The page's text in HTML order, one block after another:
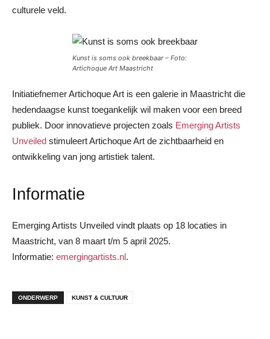
culturele veld.
Kunst is soms ook breekbaar – Foto:
Artichoque Art Maastricht
Initiatiefnemer Artichoque Art is een galerie in Maastricht die
hedendaagse kunst toegankelijk wil maken voor een breed
publiek. Door innovatieve projecten zoals Emerging Artists
Unveiled stimuleert Artichoque Art de zichtbaarheid en
ontwikkeling van jong artistiek talent.
Informatie
Emerging Artists Unveiled vindt plaats op 18 locaties in
Maastricht, van 8 maart t/m 5 april 2025.
Informatie: emergingartists.nl.
ONDERWERP KUNST & CULTUUR